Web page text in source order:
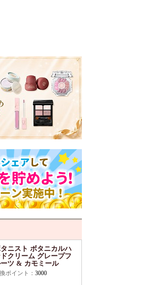
ニスト ボタニカルハ
クリーム グレープフ
ツ & カモミール
ポイント： 3000